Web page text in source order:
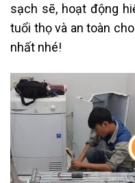
sạch sẽ, hoạt động
tuổi thọ và an toàn
nhất nhé!